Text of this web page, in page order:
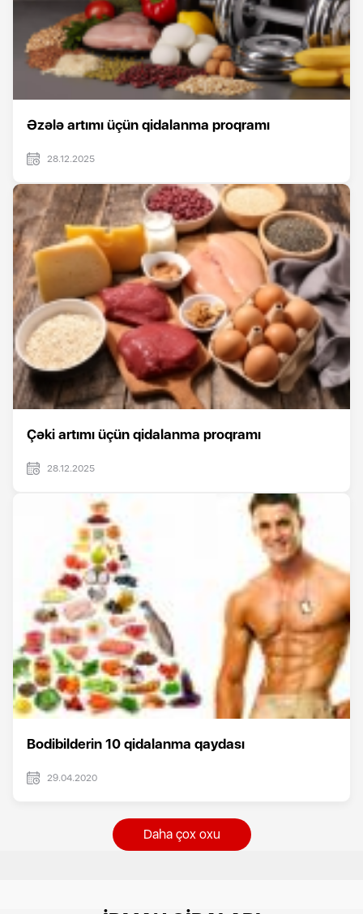
Əzələ artımı üçün qidalanma proqramı
28.12.2025
Çəki artımı üçün qidalanma proqramı
28.12.2025
Bodibilderin 10 qidalanma qaydası
29.04.2020
Daha çox oxu